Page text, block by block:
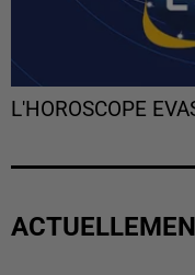
L'HOROSCOPE